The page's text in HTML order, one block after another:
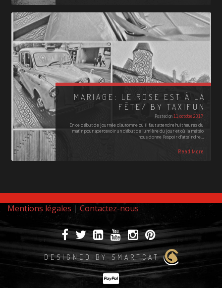
MARIAGE: LE ROSE EST À LA
FÊTE/ BY TAXIFUN
Posted on11 octobre 2017
En ce début de journée d'automne où il faut attendre huit heures du
matin pour apercevoir un début de lumière du jour et où la météo
nous donne l'espoir d'atteindre…
Read More
Mentions légales | Contactez-nous
DESIGNED BY SMARTCAT